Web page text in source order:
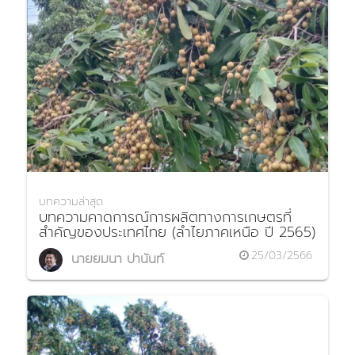
บทความล่าสุด
บทความคาดการณ์การผลิตทางการเกษตรที่
สำคัญของประเทศไทย (ลำไยภาคเหนือ ปี 2565)
นายยมนา ปานันท์ 25/03/2566